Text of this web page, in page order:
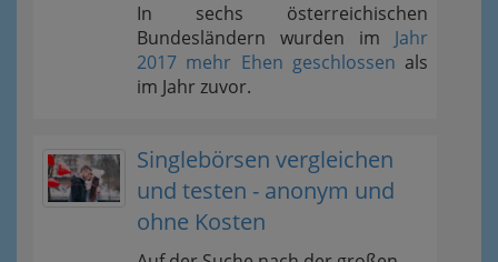
In sechs österreichischen
Bundesländern wurden im Jahr
2017 mehr Ehen geschlossen als
im Jahr zuvor.
Singlebörsen vergleichen
und testen - anonym und
ohne Kosten